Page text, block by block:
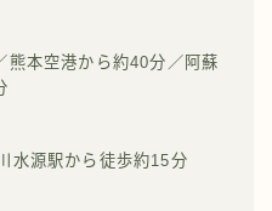
熊本空港から約40分／阿蘇
水源駅から徒歩約15分